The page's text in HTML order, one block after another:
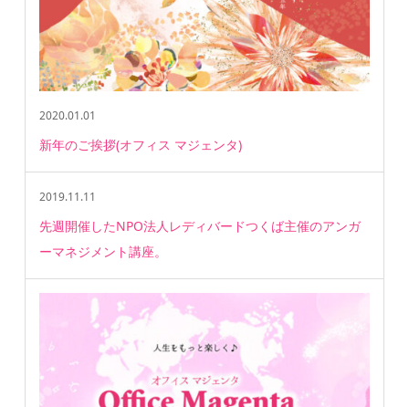
2020.01.01
新年のご挨拶(オフィス マジェンタ)
2019.11.11
先週開催したNPO法人レディバードつくば主催のアンガ
ーマネジメント講座。